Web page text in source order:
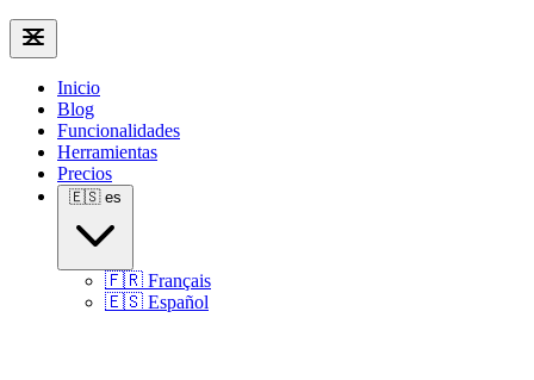
Inicio
Blog
Funcionalidades
Herramientas
Precios
🇪🇸 es
🇫🇷 Français
🇪🇸 Español